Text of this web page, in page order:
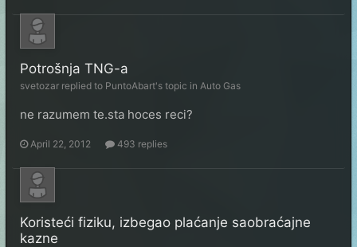
Potrošnja TNG-a
svetozar replied to PuntoAbart's topic in Auto Gas
ne razumem te.sta hoces reci?
April 22, 2012 493 replies
Koristeći fiziku, izbegao plaćanje saobraćajne
kazne